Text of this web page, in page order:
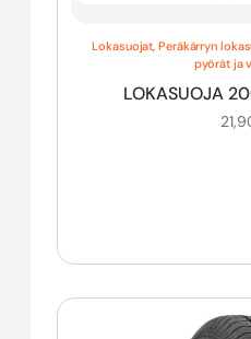
Lokasuojat,Peräkärryn
pyörät ja
LOKASUOJA